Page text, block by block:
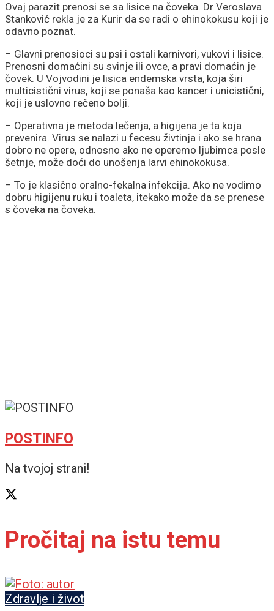
Ovaj parazit prenosi se sa lisice na čoveka. Dr Veroslava
Stanković rekla je za Kurir da se radi o ehinokokusu koji je
odavno poznat.
– Glavni prenosioci su psi i ostali karnivori, vukovi i lisice.
Prenosni domaćini su svinje ili ovce, a pravi domaćin je
čovek. U Vojvodini je lisica endemska vrsta, koja širi
multicistični virus, koji se ponaša kao kancer i unicistični,
koji je uslovno rečeno bolji.
– Operativna je metoda lečenja, a higijena je ta koja
prevenira. Virus se nalazi u fecesu živtinja i ako se hrana
dobro ne opere, odnosno ako ne operemo ljubimca posle
šetnje, može doći do unošenja larvi ehinokokusa.
– To je klasično oralno-fekalna infekcija. Ako ne vodimo
dobru higijenu ruku i toaleta, itekako može da se prenese
s čoveka na čoveka.
POSTINFO
Na tvojoj strani!
Pročitaj na istu temu
Zdravlje i život